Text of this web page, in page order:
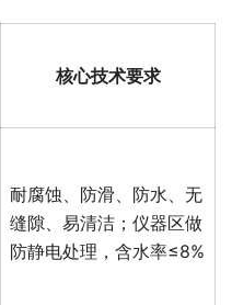
核心技术要求
耐腐蚀、防滑、防水、无
缝隙、易清洁；仪器区做
防静电处理，含水率≤8%